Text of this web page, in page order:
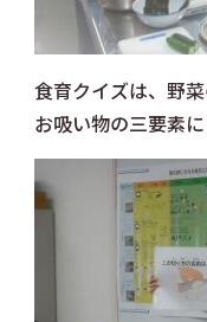
食育クイズは、野
お吸い物の三要素